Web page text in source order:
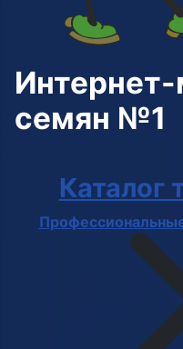
семян №1
Каталог